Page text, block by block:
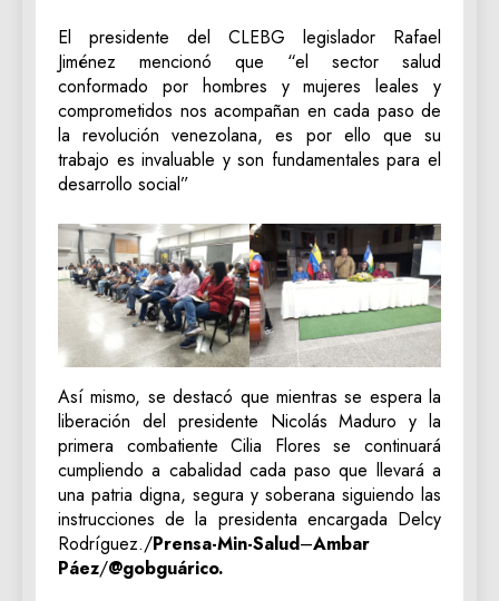
El presidente del CLEBG legislador Rafael
Jiménez mencionó que “el sector salud
conformado por hombres y mujeres leales y
comprometidos nos acompañan en cada paso de
la revolución venezolana, es por ello que su
trabajo es invaluable y son fundamentales para el
desarrollo social”
Así mismo, se destacó que mientras se espera la
liberación del presidente Nicolás Maduro y la
primera combatiente Cilia Flores se continuará
cumpliendo a cabalidad cada paso que llevará a
una patria digna, segura y soberana siguiendo las
instrucciones de la presidenta encargada Delcy
Rodríguez./Prensa-Min-Salud–Ambar
Páez/@gobguárico.